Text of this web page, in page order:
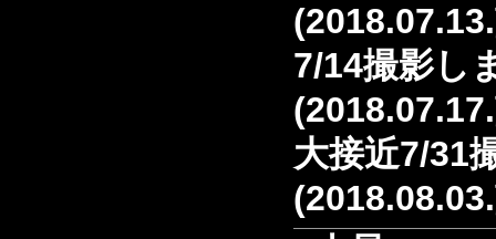
7/14撮影し
大接近7/31